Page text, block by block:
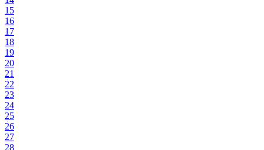
15
16
17
18
19
20
21
22
23
24
25
26
27
28